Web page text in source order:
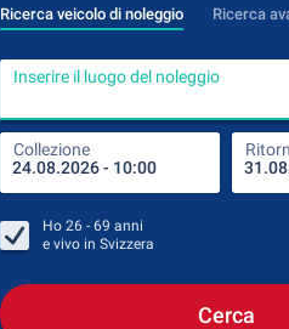
Ricerca veicolo di noleggio Ricerca
Inserire il luogo del noleggio
Collezione
Ho 26 - 69 anni
e vivo in Svizzera
Cerca